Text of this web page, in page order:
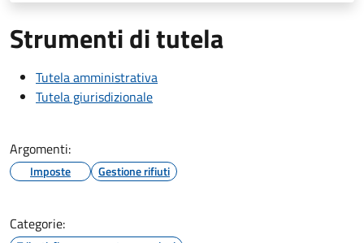
Strumenti di tutela
Tutela amministrativa
Tutela giurisdizionale
Argomenti:
Imposte Gestione rifiuti
Categorie: